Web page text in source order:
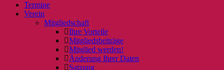
Termine
Verein
Mitgliedschaft
Ihre Vorteile
Mitgliedsbeiträge
Mitglied werden!
Änderung Ihrer Daten
Satzung